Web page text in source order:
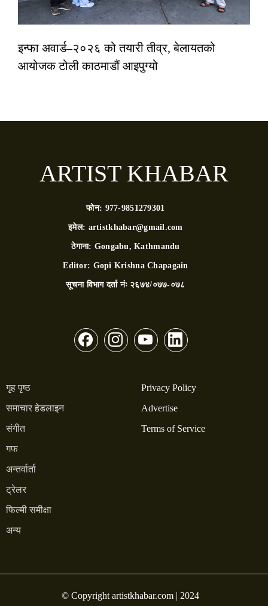
इन्फा अवार्ड–२०२६ को तयारी तीव्र, बेलायतको
आयोजक टोली काठमाडौं आइपुग्यो
ARTIST KHABAR
फोन: 977-9851279301
इमेल: artistkhabar@gmail.com
ठेगाना: Gongabu, Kathmandu
Editor: Gopi Krishna Chapagain
सूचना विभाग दर्ता नंः २६७४/०७७-०७८
गृह पृष्ठ
समाचार हेडलाइन
संगीत
गफ
अन्तर्वार्ता
ट्रेलर
फिल्मी समीक्षा
अन्य
Privacy Policy
Advertise
Terms of Service
© Copyright artistkhabar.com | 2024